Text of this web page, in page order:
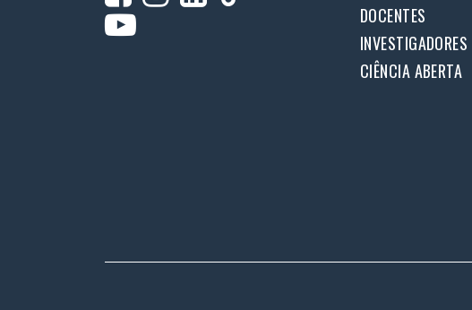
DOCENTES
INVESTIGADORES
CIÊNCIA ABERTA